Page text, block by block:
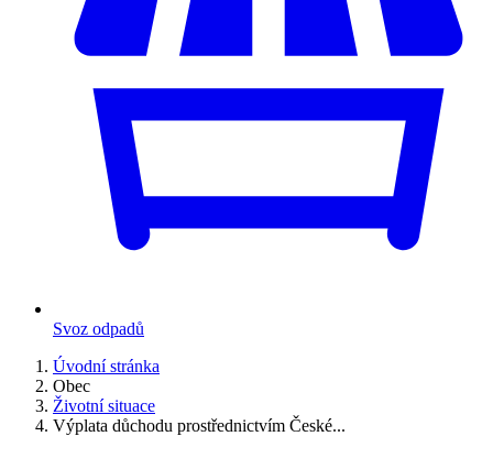
Svoz odpadů
Úvodní stránka
Obec
Životní situace
Výplata důchodu prostřednictvím České...